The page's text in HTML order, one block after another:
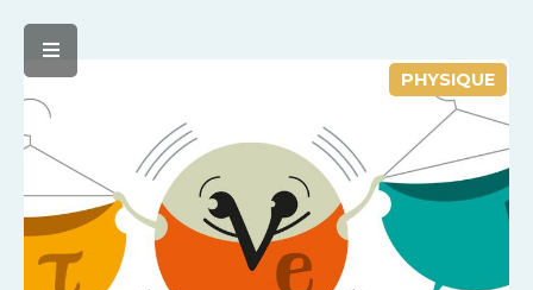
PHYSIQUE